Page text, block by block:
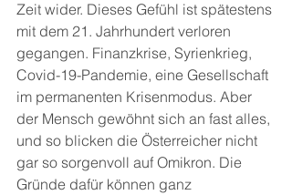
Zeit wider. Dieses Gefühl ist spätestens
mit dem 21. Jahrhundert verloren
gegangen. Finanzkrise, Syrienkrieg,
Covid-19-Pandemie, eine Gesellschaft
im permanenten Krisenmodus. Aber
der Mensch gewöhnt sich an fast alles,
und so blicken die Österreicher nicht
gar so sorgenvoll auf Omikron. Die
Gründe dafür können ganz